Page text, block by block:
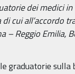
dei medici
cui all’accordo
– Reggio Emilia,
graduatorie